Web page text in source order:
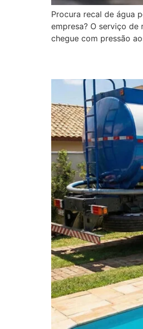
Procura recal de água
empresa? O serviço
chegue com pressão